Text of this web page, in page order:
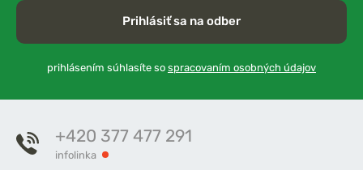
Prihlásiť sa na odber
prihlásením súhlasíte so spracovaním osobných údajov
+420 377 477 291
infolinka